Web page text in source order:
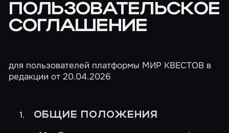
ПОЛЬЗОВАТЕЛЬСКОЕ
СОГЛАШЕНИЕ
для пользователей платформы МИР КВЕСТОВ в
редакции от 20.04.2026
ОБЩИЕ ПОЛОЖЕНИЯ